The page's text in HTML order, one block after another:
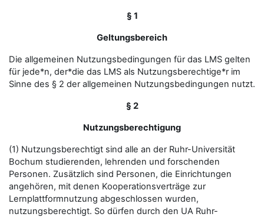
§ 1
Geltungsbereich
Die allgemeinen Nutzungsbedingungen für das LMS gelten
für jede*n, der*die das LMS als Nutzungsberechtige*r im
Sinne des § 2 der allgemeinen Nutzungsbedingungen nutzt.
§ 2
Nutzungsberechtigung
(1) Nutzungsberechtigt sind alle an der Ruhr-Universität
Bochum studierenden, lehrenden und forschenden
Personen. Zusätzlich sind Personen, die Einrichtungen
angehören, mit denen Kooperationsverträge zur
Lernplattformnutzung abgeschlossen wurden,
nutzungsberechtigt. So dürfen durch den UA Ruhr-